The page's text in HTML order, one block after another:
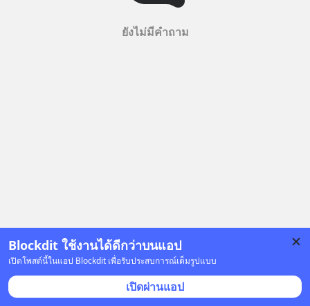
Blockdit ใช้งานได้ดีกว่าบนแอป
เปิดโพสต์นี้ในแอป Blockdit เพื่อรับประสบการณ์เต็มรูปแบบ
เปิดผ่านแอป
ยังไม่มีคำถาม